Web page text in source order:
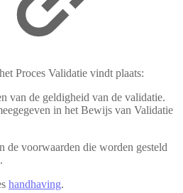
Proces Validatie vindt plaats:
van de geldigheid van de validatie.
in het Bewijs van Validatie
voorwaarden die worden gesteld
handhaving.